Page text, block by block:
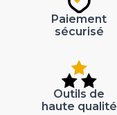
Paiement
sécurisé
Outils de
haute qualité